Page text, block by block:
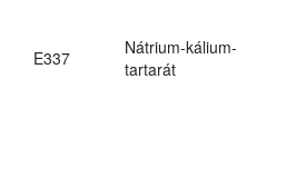
E337
Nátrium-kálium-
tartarát